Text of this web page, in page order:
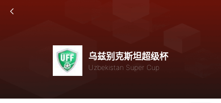
乌兹别克斯坦超级杯
Uzbekistan Super Cup